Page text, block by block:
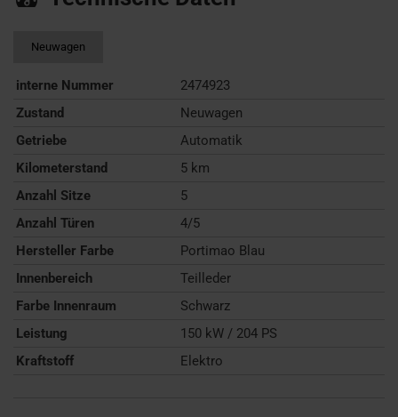
Neuwagen
interne Nummer
2474923
Zustand
Neuwagen
Getriebe
Automatik
Kilometerstand
5 km
Anzahl Sitze
5
Anzahl Türen
4/5
Hersteller Farbe
Portimao Blau
Innenbereich
Teilleder
Farbe Innenraum
Schwarz
Leistung
150 kW / 204 PS
Kraftstoff
Elektro